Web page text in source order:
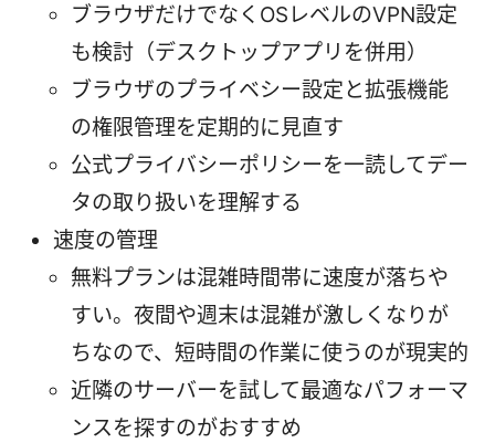
ブラウザだけでなくOSレベルのVPN設定
も検討（デスクトップアプリを併用）
ブラウザのプライベシー設定と拡張機能
の権限管理を定期的に見直す
公式プライバシーポリシーを一読してデー
タの取り扱いを理解する
速度の管理
無料プランは混雑時間帯に速度が落ちや
すい。夜間や週末は混雑が激しくなりが
ちなので、短時間の作業に使うのが現実的
近隣のサーバーを試して最適なパフォーマ
ンスを探すのがおすすめ